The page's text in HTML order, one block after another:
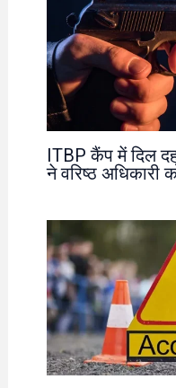
ITBP कैंप में दिल
ने वरिष्ठ अधिकारी